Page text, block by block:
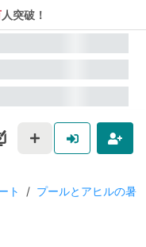
人突破！
ト / プールとアヒルの暑